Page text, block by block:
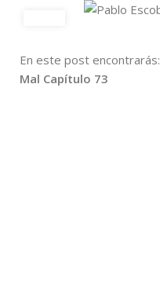
En este post encontrarás:
Mal Capítulo 73